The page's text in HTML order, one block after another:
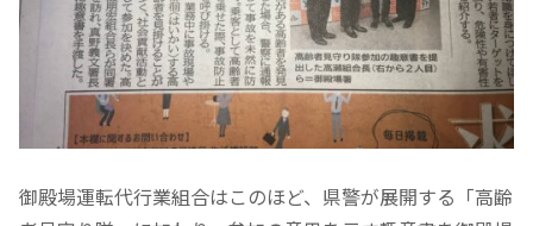
御殿場運転代行業組合はこのほど、県警が展開する「高齢